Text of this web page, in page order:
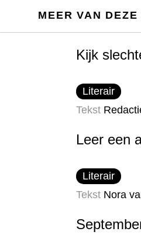
MEER VAN
Kijk
Literair
Tekst
Leer een
Literair
Tekst Nora